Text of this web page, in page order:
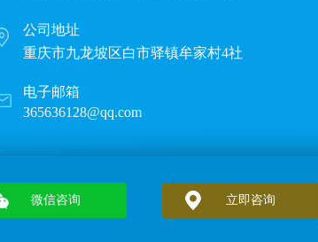
公司地址
重庆市九龙坡区白市驿镇牟家村4社
电子邮箱
365636128@qq.com
四川 竹木纤维木饰面 四川3D背景墙厂家，重庆3D装饰
微信咨询 立即咨询